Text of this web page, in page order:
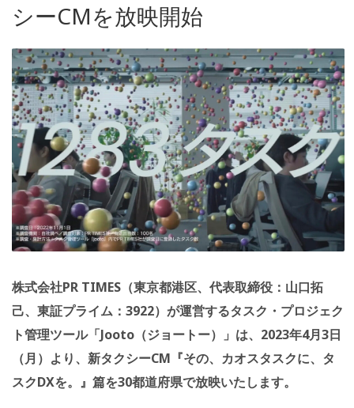
シーCMを放映開始
株式会社PR TIMES（東京都港区、代表取締役：山口拓
己、東証プライム：3922）が運営するタスク・プロジェク
ト管理ツール「Jooto（ジョートー）」は、2023年4月3日
（月）より、新タクシーCM『その、カオスタスクに、タ
スクDXを。』篇を30都道府県で放映いたします。